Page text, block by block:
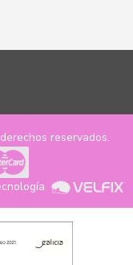
reservados.